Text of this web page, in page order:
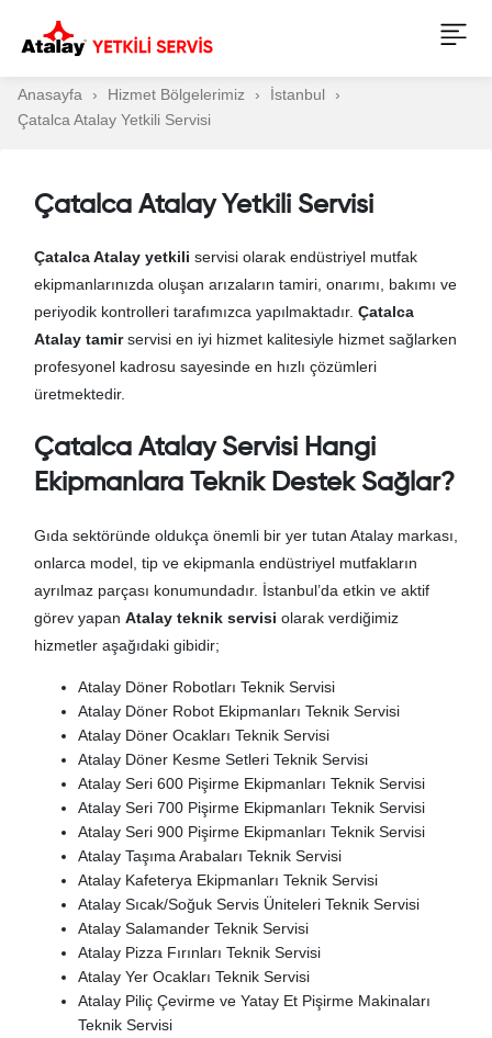
Anasayfa Hizmet Bölgelerimiz
İstanbul
Çatalca Atalay Yetkili Servisi
Çatalca Atalay Yetkili Servisi
Çatalca Atalay yetkili servisi olarak endüstriyel mutfak
ekipmanlarınızda oluşan arızaların tamiri, onarımı, bakımı ve
periyodik kontrolleri tarafımızca yapılmaktadır. Çatalca
Atalay tamirservisi en iyi hizmet kalitesiyle hizmet sağlarken
profesyonel kadrosu sayesinde en hızlı çözümleri
üretmektedir.
Çatalca Atalay Servisi Hangi
Ekipmanlara Teknik Destek Sağlar?
Gıda sektöründe oldukça önemli bir yer tutan Atalay markası,
onlarca model, tip ve ekipmanla endüstriyel mutfakların
ayrılmaz parçası konumundadır. İstanbul’da etkin ve aktif
görev yapan Atalay teknik servisi olarak verdiğimiz
hizmetler aşağıdaki gibidir;
Atalay Döner Robotları Teknik Servisi
Atalay Döner Robot Ekipmanları Teknik Servisi
Atalay Döner Ocakları Teknik Servisi
Atalay Döner Kesme Setleri Teknik Servisi
Atalay Seri 600 Pişirme Ekipmanları Teknik Servisi
Atalay Seri 700 Pişirme Ekipmanları Teknik Servisi
Atalay Seri 900 Pişirme Ekipmanları Teknik Servisi
Atalay Taşıma Arabaları Teknik Servisi
Atalay Kafeterya Ekipmanları Teknik Servisi
Atalay Sıcak/Soğuk Servis Üniteleri Teknik Servisi
Atalay Salamander Teknik Servisi
Atalay Pizza Fırınları Teknik Servisi
Atalay Yer Ocakları Teknik Servisi
Atalay Piliç Çevirme ve Yatay Et Pişirme Makinaları
Teknik Servisi